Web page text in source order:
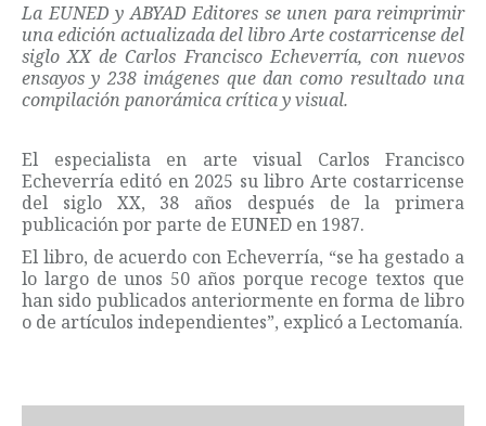
La EUNED y ABYAD Editores se unen para reimprimir
una edición actualizada del libro Arte costarricense del
siglo XX de Carlos Francisco Echeverría, con nuevos
ensayos y 238 imágenes que dan como resultado una
compilación panorámica crítica y visual.
El especialista en arte visual Carlos Francisco
Echeverría editó en 2025 su libro Arte costarricense
del siglo XX, 38 años después de la primera
publicación por parte de EUNED en 1987.
El libro, de acuerdo con Echeverría, “se ha gestado a
lo largo de unos 50 años porque recoge textos que
han sido publicados anteriormente en forma de libro
o de artículos independientes”, explicó a Lectomanía.